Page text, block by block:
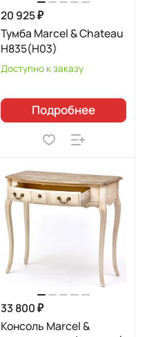
20 925 ₽
Тумба Marcel & Chateau
H835(H03)
Доступно к заказу
Подробнее
33 800 ₽
Консоль Marcel &